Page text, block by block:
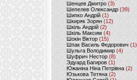
Шенцев Дмитро (3)
Шепелев Олександр (39)
Шипко Андрій(1)
Шкиряк Зорян(12)
Шкіль Андрій(2)
Шкіль Максим (4)
Шокін Віктор (15)
Шпак Василь Федорович (1)
Шульга Володимир (4)
Шуфрич Нестор(8)
Эдуард Багиров (1)
Южаніна Ніна Петрівна (2)
Юзькова Тетяна(2)